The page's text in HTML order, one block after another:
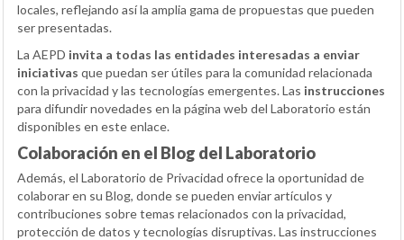
locales, reflejando así la amplia gama de propuestas que pueden
ser presentadas.
La AEPD invita a todas las entidades interesadas a enviar
iniciativas que puedan ser útiles para la comunidad relacionada
con la privacidad y las tecnologías emergentes. Las instrucciones
para difundir novedades en la página web del Laboratorio están
disponibles en este enlace.
Colaboración en el Blog del Laboratorio
Además, el Laboratorio de Privacidad ofrece la oportunidad de
colaborar en su Blog, donde se pueden enviar artículos y
contribuciones sobre temas relacionados con la privacidad,
protección de datos y tecnologías disruptivas. Las instrucciones